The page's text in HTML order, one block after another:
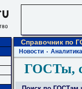
Справочник по
Новости
ГОСТы,